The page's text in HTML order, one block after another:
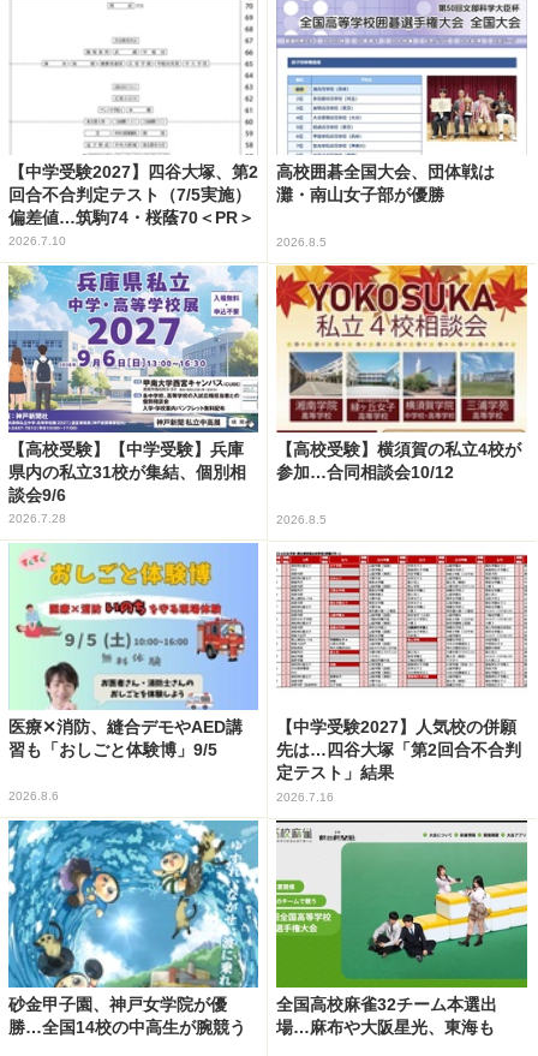
【中学受験2027】四谷大塚、第2
回合不合判定テスト（7/5実施）
偏差値…筑駒74・桜蔭70＜PR＞
2026.7.10
高校囲碁全国大会、団体戦は
灘・南山女子部が優勝
2026.8.5
【高校受験】【中学受験】兵庫
県内の私立31校が集結、個別相
談会9/6
2026.7.28
【高校受験】横須賀の私立4校が
参加…合同相談会10/12
2026.8.5
医療✕消防、縫合デモやAED講
習も「おしごと体験博」9/5
2026.8.6
【中学受験2027】人気校の併願
先は…四谷大塚「第2回合不合判
定テスト」結果
2026.7.16
砂金甲子園、神戸女学院が優
勝…全国14校の中高生が腕競う
全国高校麻雀32チーム本選出
場…麻布や大阪星光、東海も